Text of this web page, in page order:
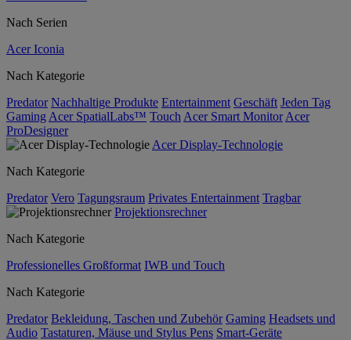
Nach Serien
Acer Iconia
Nach Kategorie
Predator Nachhaltige Produkte Entertainment Geschäft Jeden Tag
Gaming Acer SpatialLabs™ Touch Acer Smart Monitor Acer
ProDesigner
Acer Display-Technologie
Nach Kategorie
Predator Vero Tagungsraum Privates Entertainment Tragbar
Projektionsrechner
Nach Kategorie
Professionelles Großformat IWB und Touch
Nach Kategorie
Predator Bekleidung, Taschen und Zubehör Gaming Headsets und
Audio Tastaturen, Mäuse und Stylus Pens Smart-Geräte